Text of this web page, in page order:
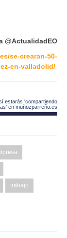
@ActualidadEO
se-crearan-50-
en-valladolid/
estarás 'compartiendo
en muñozparreño.es
trabajo